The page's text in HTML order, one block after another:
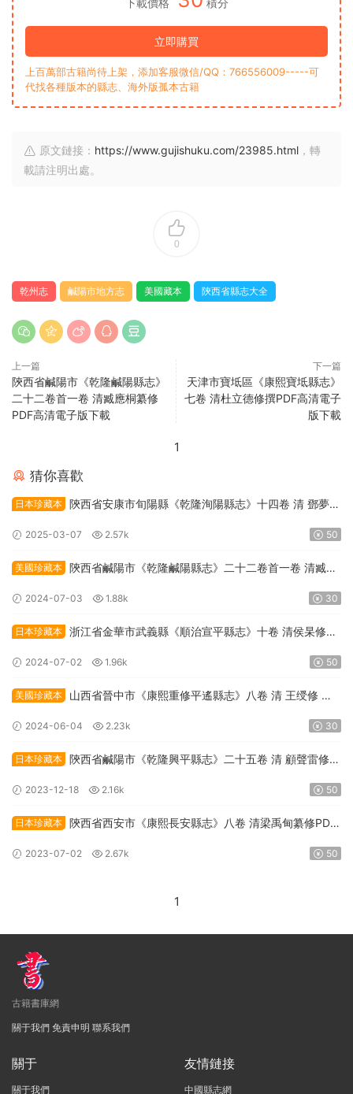
立即購買
上百萬部古籍尚待上架，添加客服微信/QQ：766556009-----可
代找各種版本的縣志、海外版孤本古籍
原文鏈接： https://www.gujishuku.com/23985.html ，轉
載請注明出處。
0
乾州志 鹹陽市地方志 美國藏本 陝西省縣志大全
上一篇
陝西省鹹陽市《乾隆鹹陽縣志》
二十二卷首一卷 清臧應桐纂修
PDF高清電子版下載
下一篇
天津市寶坻區《康熙寶坻縣志》
七卷 清杜立德修撰PDF高清電子
版下載
1
猜你喜歡
日本珍藏本 陝西省安康市旬陽縣《乾隆洵陽縣志》十四卷 清 鄧夢琴
2025-03-07 2.57k 50
美國珍藏本 陝西省鹹陽市《乾隆鹹陽縣志》二十二卷首一卷 清臧應
2024-07-03 1.88k 30
日本珍藏本 浙江省金華市武義縣《順治宣平縣志》十卷 清侯杲修纂
2024-07-02 1.96k 50
美國珍藏本
山西省晉中市《康熙重修平遙縣志》八卷 清 王绶修 康
2024-06-04 2.23k 30
日本珍藏本 陝西省鹹陽市《乾隆興平縣志》二十五卷 清 顧聲雷修
2023-12-18 2.16k 50
日本珍藏本 陝西省西安市《康熙長安縣志》八卷 清梁禹甸纂修PDF
2023-07-02 2.67k 50
1
古籍書庫網
關于我們 免責申明 聯系我們
關于
關于我們
友情鏈接
中國縣志網